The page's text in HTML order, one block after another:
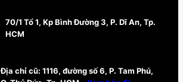
70/1 Tổ 1, Kp Bình Đường 3, P. Dĩ An, Tp.
HCM
Địa chỉ cũ: 1116, đường số 6, P. Tam Phú,